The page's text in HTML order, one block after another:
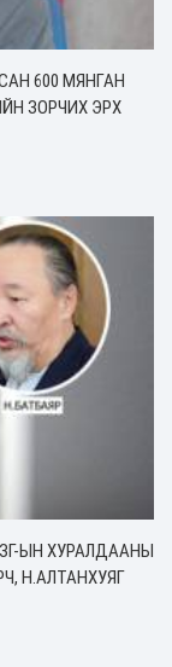
600 МЯНГАН
ЗОРЧИХ ЭРХ
ЫН ХУРАЛДААНЫ
Н.АЛТАНХУЯГ